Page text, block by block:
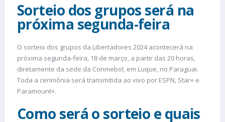
Sorteio dos grupos será na
próxima segunda-feira
O sorteio dos grupos da Libertadores 2024 acontecerá na
próxima segunda-feira, 18 de março, a partir das 20 horas,
diretamente da sede da Conmebol, em Luque, no Paraguai.
Toda a cerimônia será transmitida ao vivo por ESPN, Star+ e
Paramount+.
Como será o sorteio e quais